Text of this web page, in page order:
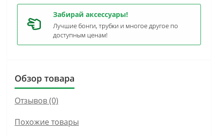
Забирай аксессуары!
Лучшие бонги, трубки и многое другое по
доступным ценам!
Обзор товара
Отзывов (0)
Похожие товары